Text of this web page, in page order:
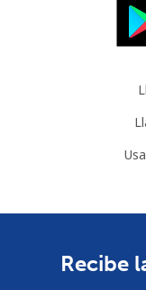
Recibe